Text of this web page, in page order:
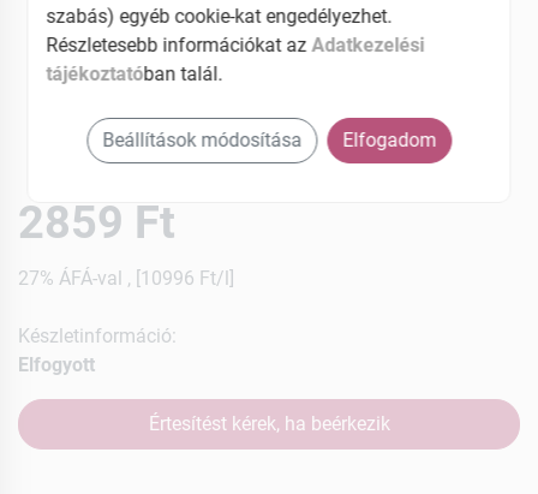
2859 Ft
27% ÁFÁ-val , [10996 Ft/l]
Készletinformáció:
Elfogyott
Értesítést kérek, ha beérkezik
szabás) egyéb cookie-kat engedélyezhet.
Részletesebb információkat az Adatkezelési
tájékoztatóban talál.
Beállítások módosítása Elfogadom